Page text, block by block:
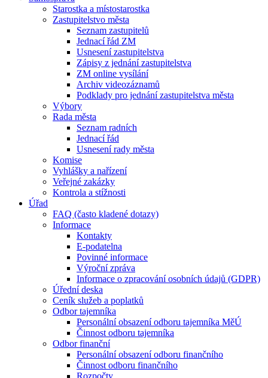
Starostka a místostarostka
Zastupitelstvo města
Seznam zastupitelů
Jednací řád ZM
Usnesení zastupitelstva
Zápisy z jednání zastupitelstva
ZM online vysílání
Archiv videozáznamů
Podklady pro jednání zastupitelstva města
Výbory
Rada města
Seznam radních
Jednací řád
Usnesení rady města
Komise
Vyhlášky a nařízení
Veřejné zakázky
Kontrola a stížnosti
Úřad
FAQ (často kladené dotazy)
Informace
Kontakty
E-podatelna
Povinné informace
Výroční zpráva
Informace o zpracování osobních údajů (GDPR)
Úřední deska
Ceník služeb a poplatků
Odbor tajemníka
Personální obsazení odboru tajemníka MěÚ
Činnost odboru tajemníka
Odbor finanční
Personální obsazení odboru finančního
Činnost odboru finančního
Rozpočty